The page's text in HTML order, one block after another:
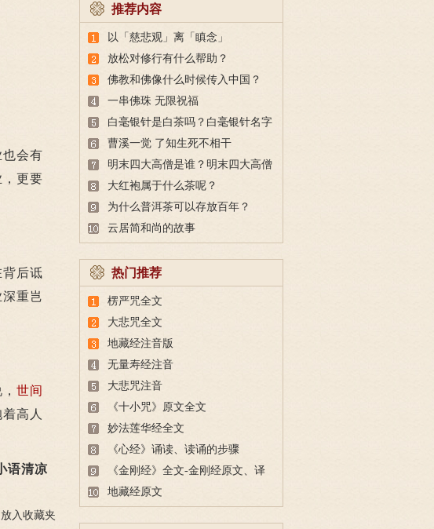
会有
更要
后诋
重岂
世间
高人
语清凉
放入收藏夹
推荐内容
以「慈悲观」离「瞋念」
放松对修行有什么帮助？
佛教和佛像什么时候传入中国？
一串佛珠 无限祝福
白毫银针是白茶吗？白毫银针名字
的由来与冲泡方法
曹溪一觉 了知生死不相干
明末四大高僧是谁？明末四大高僧
简介
大红袍属于什么茶呢？
为什么普洱茶可以存放百年？
云居简和尚的故事
热门推荐
楞严咒全文
大悲咒全文
地藏经注音版
无量寿经注音
大悲咒注音
《十小咒》原文全文
妙法莲华经全文
《心经》诵读、读诵的步骤
《金刚经》全文-金刚经原文、译
文及释意
地藏经原文